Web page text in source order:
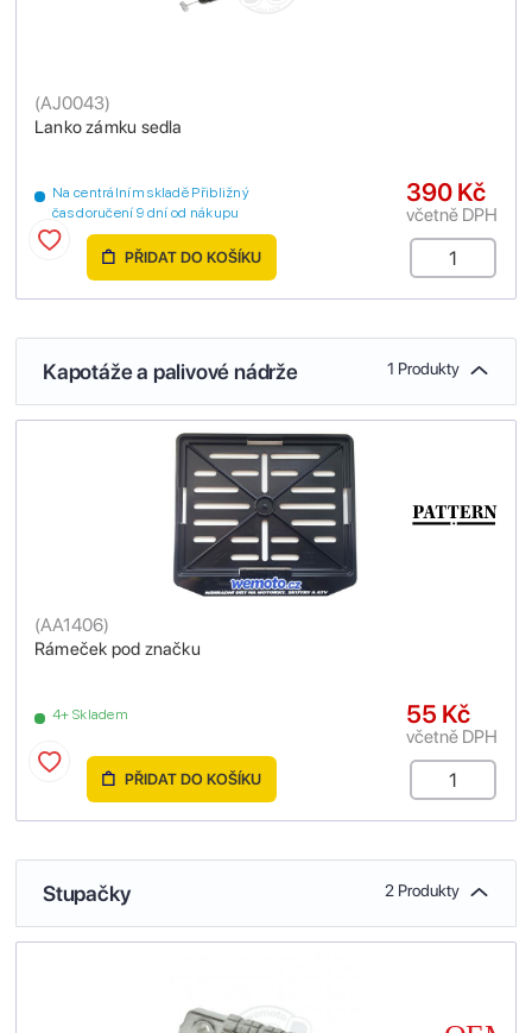
Lanko zámku sedla
(AJ0043)
Na centrálním skladě Přibližný
čas doručení 9 dní od nákupu
390 Kč
včetně DPH
PŘIDAT DO KOŠÍKU
Kapotáže a palivové nádrže 1 Produkty
Rámeček pod značku
(AA1406)
4+ Skladem 55 Kč
včetně DPH
PŘIDAT DO KOŠÍKU
Stupačky 2 Produkty